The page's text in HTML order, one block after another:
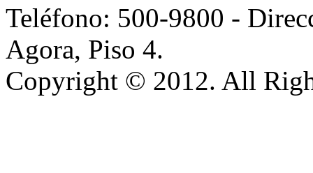
Teléfono: 500-9800 -
Agora, Piso 4.
Copyright © 2012. All